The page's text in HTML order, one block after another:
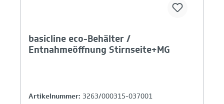
basicline eco-Behälter /
Entnahmeöffnung Stirnseite+MG
Artikelnummer: 3263/000315-037001